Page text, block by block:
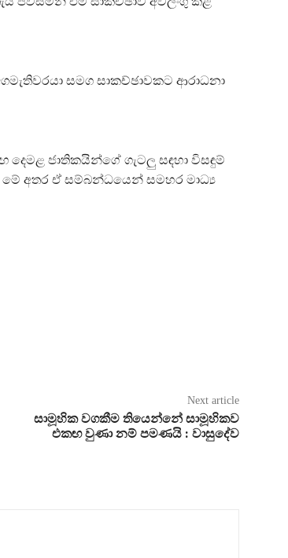
සමග සාකච්ඡාවකට ආරාධනා
දෙමළ ජාතිකයින්ගේ ගැටලු සඳහා විසඳුම්
අතර ඒ සම්බන්ධයෙන් සමහර මාධ්‍ය
Next article
සාමූහික වගකීම තියෙන්නේ සාමූහිකව
එකඟ වුණා නම් පමණයි : වාසුදේව